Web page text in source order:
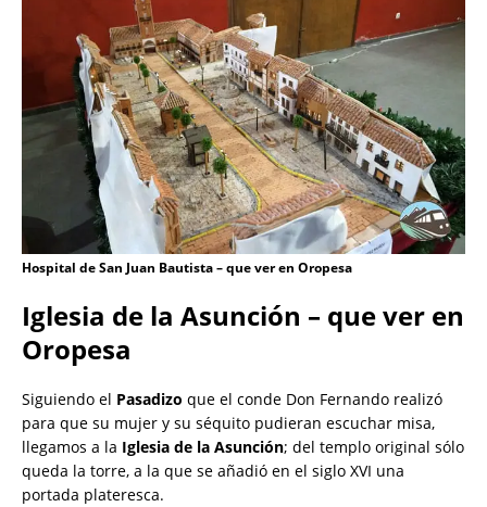
Hospital de San Juan Bautista – que ver en Oropesa
Iglesia de la Asunción – que ver en
Oropesa
Siguiendo el Pasadizo que el conde Don Fernando realizó
para que su mujer y su séquito pudieran escuchar misa,
llegamos a la Iglesia de la Asunción; del templo original sólo
queda la torre, a la que se añadió en el siglo XVI una
portada plateresca.